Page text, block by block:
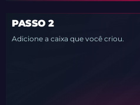
PASSO 2
Adicione a caixa que você criou.